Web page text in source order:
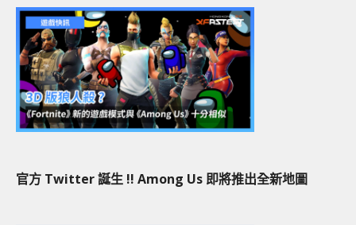
官方 Twitter 誕生 !! Among Us 即將推出全新地圖